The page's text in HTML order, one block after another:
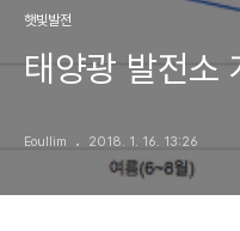
햇빛발전
태양광 발전소
Eoullim 2018. 1. 16. 13:26